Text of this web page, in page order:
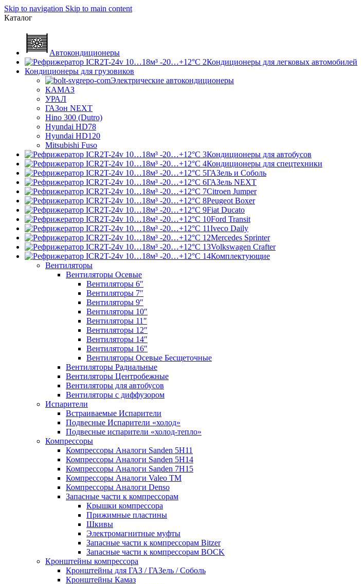
Skip to navigation Skip to main content
Каталог
Автокондиционеры
Кондиционеры для легковых автомобилей
Кондиционеры для грузовиков
Электрические автокондиционеры
КАМАЗ
УРАЛ
ГАЗон NEXT
Hino 300 (Dutro)
Hyundai HD78
Hyundai HD120
Mitsubishi Fuso
Кондиционеры для автобусов
Кондиционеры для спецтехники
ГАЗель и Соболь
ГАЗель NEXT
Citroen Jumper
Peugeot Boxer
Fiat Ducato
Ford Transit
Iveco Daily
Mercedes Sprinter
Volkswagen Crafter
Комплектующие
Вентиляторы
Вентиляторы Осевые
Вентиляторы 6″
Вентиляторы 7″
Вентиляторы 9″
Вентиляторы 10″
Вентиляторы 11″
Вентиляторы 12″
Вентиляторы 14″
Вентиляторы 16″
Вентиляторы Осевые Бесщеточные
Вентиляторы Радиальные
Вентиляторы Центробежные
Вентиляторы для автобусов
Вентиляторы с диффузором
Испарители
Встраиваемые Испарители
Подвесные Испарители «холод»
Подвесные испарители «холод-тепло»
Компрессоры
Компрессоры Аналоги Sanden 5H11
Компрессоры Аналоги Sanden 5H14
Компрессоры Аналоги Sanden 7H15
Компрессоры Аналоги Valeo ТМ
Компрессоры Аналоги Denso
Запасные части к компрессорам
Крышки компрессора
Прижимные пластины
Шкивы
Электромагнитные муфты
Запасные части к компрессорам Bitzer
Запасные части к компрессорам BOCK
Кронштейны компрессора
Кронштейны для ГАЗ / ГАЗель / Соболь
Кронштейны Камаз